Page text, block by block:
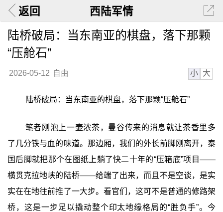
返回 西陆军情
陆桥破局：当东南亚的棋盘，落下那颗
“压舱石”
2026-05-12 自由 小 大
陆桥破局：当东南亚的棋盘，落下那颗“压舱石”‍
笔者刚泡上一壶浓茶，曼谷传来的消息就让茶香里多
了几分铁与血的味道。那边厢，我们的外长前脚刚离开，泰
国后脚就把那个在图纸上躺了快二十年的“压箱底”项目——
横贯克拉地峡的陆桥——给端了出来，而且不是空谈，是实
实在在地往前推了一大步。看官们，这可不是普通的修路架
桥，这是一步足以撬动整个印太地缘格局的“胜负手”。今